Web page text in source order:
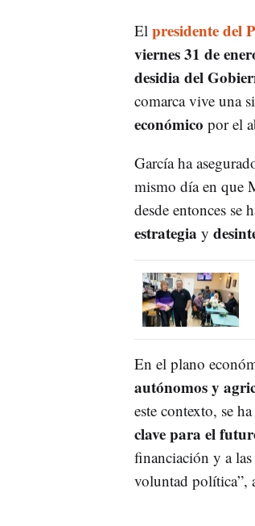
El presidente del
viernes 31 de
desidia del
comarca vive una
económico por el
García ha
mismo día en que
desde entonces se
estrategia y
En el plano
autónomos y
este contexto, se
clave para el
financiación y a
voluntad política”,